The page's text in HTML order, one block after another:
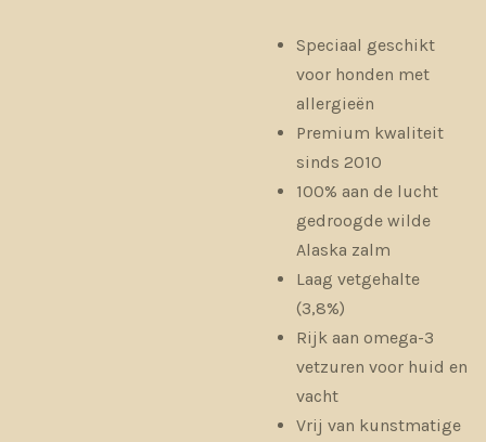
Speciaal geschikt
voor honden met
allergieën
Premium kwaliteit
sinds 2010
100% aan de lucht
gedroogde wilde
Alaska zalm
Laag vetgehalte
(3,8%)
Rijk aan omega-3
vetzuren voor huid en
vacht
Vrij van kunstmatige